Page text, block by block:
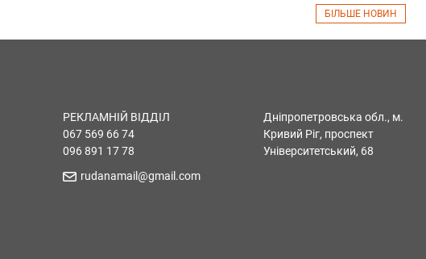
БІЛЬШЕ НОВИН
РЕКЛАМНІЙ ВІДДІЛ
067 569 66 74
096 891 17 78
rudanamail@gmail.com
Дніпропетровська обл., м.
Кривий Ріг, проспект
Університетський, 68